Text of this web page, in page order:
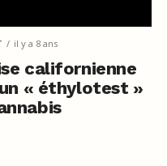
il y a 8 ans
californienne
« éthylotest »